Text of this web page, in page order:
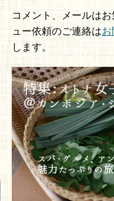
コメント、メールは
ュー依頼のご連絡は
します。